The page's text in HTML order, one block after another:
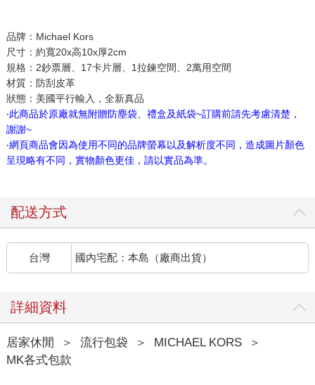
品牌：Michael Kors
尺寸：約寬20x高10x厚2cm
規格：2鈔票層、17卡片層、1拉鍊空間、2萬用空間
材質：防刮皮革
狀態：美國平行輸入，全新真品
‧此商品於原廠就無附贈防塵袋、禮盒及紙袋~訂購前請先考慮清楚，
謝謝~
‧網頁商品會因為使用不同的品牌螢幕以及解析度不同，造成圖片顏色
呈現略有不同，實物顏色更佳，請以實品為準。
配送方式
台灣 國內宅配：本島（廠商出貨）
詳細資料
居家休閒 ＞ 流行包袋 ＞ MICHAEL KORS
＞
MK各式包款